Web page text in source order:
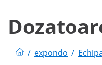
/ expondo /